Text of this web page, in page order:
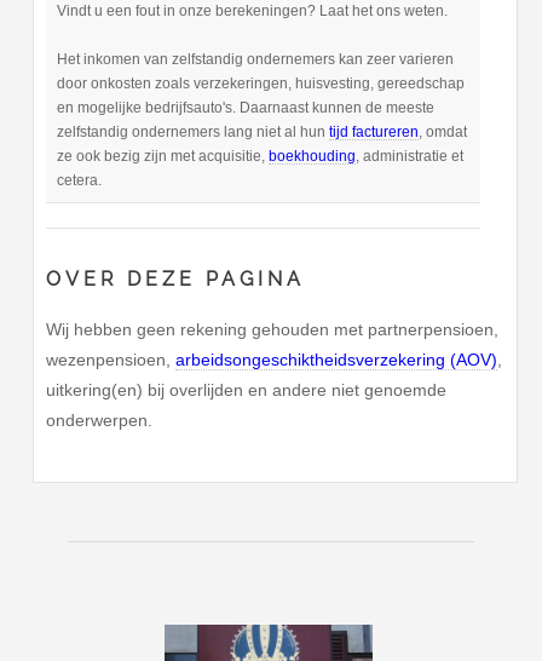
Vindt u een fout in onze berekeningen? Laat het ons weten.
Het inkomen van zelfstandig ondernemers kan zeer varieren
door onkosten zoals verzekeringen, huisvesting, gereedschap
en mogelijke bedrijfsauto's. Daarnaast kunnen de meeste
zelfstandig ondernemers lang niet al hun tijd factureren , omdat
ze ook bezig zijn met acquisitie, boekhouding , administratie et
cetera.
OVER DEZE PAGINA
Wij hebben geen rekening gehouden met partnerpensioen,
wezenpensioen,arbeidsongeschiktheidsverzekering (AOV)
uitkering(en) bij overlijden en andere niet genoemde
onderwerpen.